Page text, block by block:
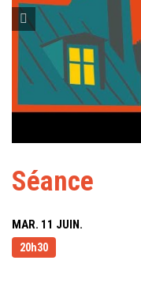
Séance
MAR. 11 JUIN.
20h30